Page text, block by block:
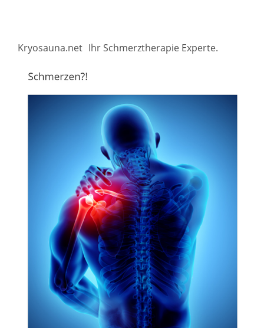
Kryosauna.net Ihr Schmerztherapie Experte.